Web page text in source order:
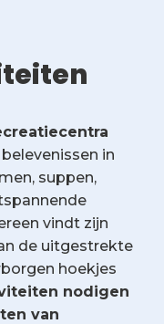
in
suppen,
vindt zijn
de uitgestrekte
hoekjes
nodigen
van